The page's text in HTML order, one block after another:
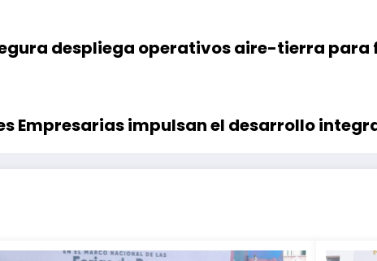
despliega operativos aire-tierra
Empresarias impulsan el desarrollo